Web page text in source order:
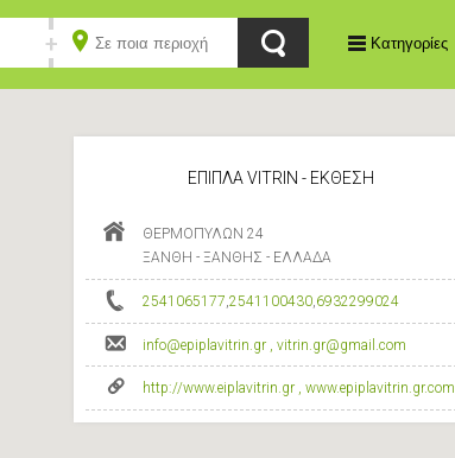
Κατηγορίες
ΕΠΙΠΛΑ VITRIN - ΕΚΘΕΣΗ
ΘΕΡΜΟΠΥΛΩΝ 24
ΞΑΝΘΗ - ΞΑΝΘΗΣ - ΕΛΛΑΔΑ
2541065177 ,2541100430 6932299024
info@epiplavitrin.gr , vitrin.gr@gmail.com
http://www.eiplavitrin.gr , www.epiplavitrin.gr.com